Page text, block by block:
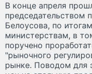
В конце апреля
председательством
Белоусова, по
министерствам, в
поручено
"рыночного
рынке. Поводом для